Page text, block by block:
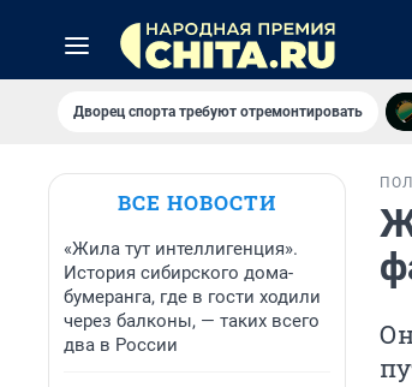
Дворец спорта требуют отремонтировать
ВСЕ НОВОСТИ
«Жила тут интеллигенция».
История сибирского дома-
бумеранга, где в гости ходили
через балконы, — таких всего
два в России